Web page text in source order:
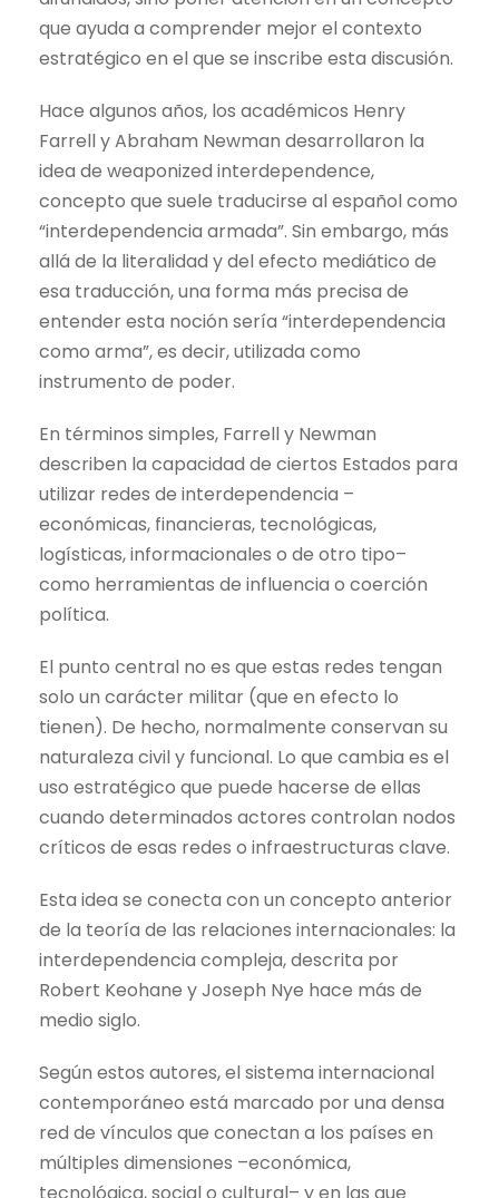
que ayuda a comprender mejor el contexto
estratégico en el que se inscribe esta discusión.
Hace algunos años, los académicos Henry
Farrell y Abraham Newman desarrollaron la
idea de weaponized interdependence,
concepto que suele traducirse al español como
“interdependencia armada”. Sin embargo, más
allá de la literalidad y del efecto mediático de
esa traducción, una forma más precisa de
entender esta noción sería “interdependencia
como arma”, es decir, utilizada como
instrumento de poder.
En términos simples, Farrell y Newman
describen la capacidad de ciertos Estados para
utilizar redes de interdependencia –
económicas, financieras, tecnológicas,
logísticas, informacionales o de otro tipo–
como herramientas de influencia o coerción
política.
El punto central no es que estas redes tengan
solo un carácter militar (que en efecto lo
tienen). De hecho, normalmente conservan su
naturaleza civil y funcional. Lo que cambia es el
uso estratégico que puede hacerse de ellas
cuando determinados actores controlan nodos
críticos de esas redes o infraestructuras clave.
Esta idea se conecta con un concepto anterior
de la teoría de las relaciones internacionales: la
interdependencia compleja, descrita por
Robert Keohane y Joseph Nye hace más de
medio siglo.
Según estos autores, el sistema internacional
contemporáneo está marcado por una densa
red de vínculos que conectan a los países en
múltiples dimensiones –económica,